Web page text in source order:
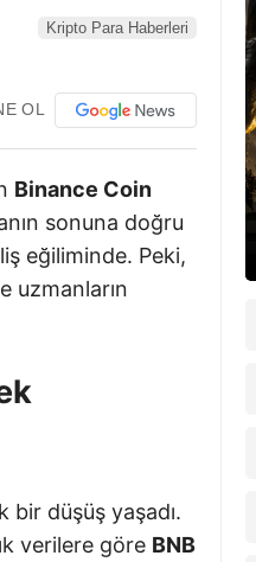
Kripto Para Haberleri
OL
Binance Coin
sonuna doğru
eğiliminde. Peki,
uzmanların
düşüş yaşadı.
verilere göre BNB